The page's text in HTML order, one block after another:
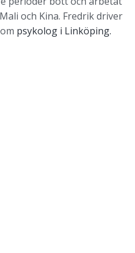
och Kina. Fredrik driver
psykolog i Linköping.